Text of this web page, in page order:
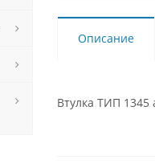
Описание
Втулка ТИП 1345